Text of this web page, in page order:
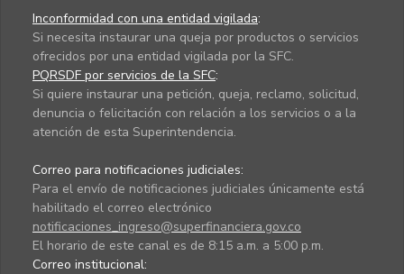
Inconformidad con una entidad vigilada:
Si necesita instaurar una queja por productos o servicios
ofrecidos por una entidad vigilada por la SFC.
PQRSDF por servicios de la SFC:
Si quiere instaurar una petición, queja, reclamo, solicitud,
denuncia o felicitación con relación a los servicios o a la
atención de esta Superintendencia.
Correo para notificaciones judiciales:
Para el envío de notificaciones judiciales únicamente está
habilitado el correo electrónico
notificaciones_ingreso@superfinanciera.gov.co
El horario de este canal es de 8:15 a.m. a 5:00 p.m.
Correo institucional: